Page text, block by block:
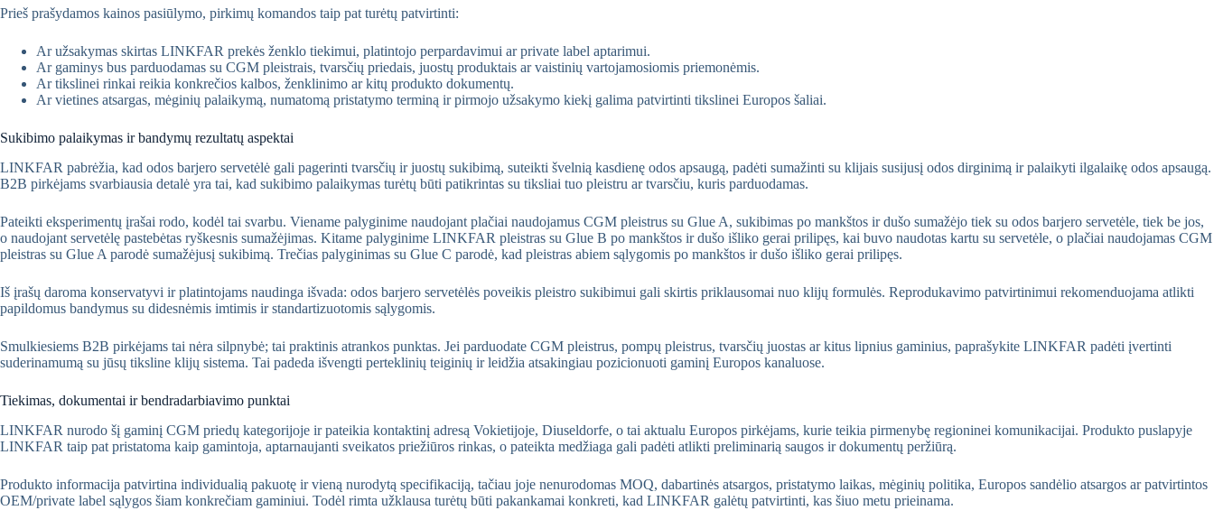
Prieš prašydamos kainos pasiūlymo, pirkimų komandos taip pat turėtų patvirtinti:
Ar užsakymas skirtas LINKFAR prekės ženklo tiekimui, platintojo perpardavimui ar private label aptarimui.
Ar gaminys bus parduodamas su CGM pleistrais, tvarsčių priedais, juostų produktais ar vaistinių vartojamosiomis priemonėmis.
Ar tikslinei rinkai reikia konkrečios kalbos, ženklinimo ar kitų produkto dokumentų.
Ar vietines atsargas, mėginių palaikymą, numatomą pristatymo terminą ir pirmojo užsakymo kiekį galima patvirtinti tikslinei Europos šaliai.
Sukibimo palaikymas ir bandymų rezultatų aspektai
LINKFAR pabrėžia, kad odos barjero servetėlė gali pagerinti tvarsčių ir juostų sukibimą, suteikti švelnią kasdienę odos apsaugą, padėti sumažinti su klijais susijusį odos dirginimą ir palaikyti ilgalaikę odos apsaugą.
B2B pirkėjams svarbiausia detalė yra tai, kad sukibimo palaikymas turėtų būti patikrintas su tiksliai tuo pleistru ar tvarsčiu, kuris parduodamas.
Pateikti eksperimentų įrašai rodo, kodėl tai svarbu. Viename palyginime naudojant plačiai naudojamus CGM pleistrus su Glue A, sukibimas po mankštos ir dušo sumažėjo tiek su odos barjero servetėle, tiek be jos,
o naudojant servetėlę pastebėtas ryškesnis sumažėjimas. Kitame palyginime LINKFAR pleistras su Glue B po mankštos ir dušo išliko gerai prilipęs, kai buvo naudotas kartu su servetėle, o plačiai naudojamas CGM
pleistras su Glue A parodė sumažėjusį sukibimą. Trečias palyginimas su Glue C parodė, kad pleistras abiem sąlygomis po mankštos ir dušo išliko gerai prilipęs.
Iš įrašų daroma konservatyvi ir platintojams naudinga išvada: odos barjero servetėlės poveikis pleistro sukibimui gali skirtis priklausomai nuo klijų formulės. Reprodukavimo patvirtinimui rekomenduojama atlikti
papildomus bandymus su didesnėmis imtimis ir standartizuotomis sąlygomis.
Smulkiesiems B2B pirkėjams tai nėra silpnybė; tai praktinis atrankos punktas. Jei parduodate CGM pleistrus, pompų pleistrus, tvarsčių juostas ar kitus lipnius gaminius, paprašykite LINKFAR padėti įvertinti
suderinamumą su jūsų tiksline klijų sistema. Tai padeda išvengti perteklinių teiginių ir leidžia atsakingiau pozicionuoti gaminį Europos kanaluose.
Tiekimas, dokumentai ir bendradarbiavimo punktai
LINKFAR nurodo šį gaminį CGM priedų kategorijoje ir pateikia kontaktinį adresą Vokietijoje, Diuseldorfe, o tai aktualu Europos pirkėjams, kurie teikia pirmenybę regioninei komunikacijai. Produkto puslapyje
LINKFAR taip pat pristatoma kaip gamintoja, aptarnaujanti sveikatos priežiūros rinkas, o pateikta medžiaga gali padėti atlikti preliminarią saugos ir dokumentų peržiūrą.
Produkto informacija patvirtina individualią pakuotę ir vieną nurodytą specifikaciją, tačiau joje nenurodomas MOQ, dabartinės atsargos, pristatymo laikas, mėginių politika, Europos sandėlio atsargos ar patvirtintos
OEM/private label sąlygos šiam konkrečiam gaminiui. Todėl rimta užklausa turėtų būti pakankamai konkreti, kad LINKFAR galėtų patvirtinti, kas šiuo metu prieinama.